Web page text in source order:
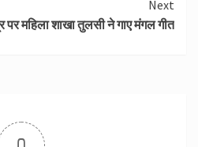
Next
पर महिला शाखा तुलसी ने गाए मंगल गीत